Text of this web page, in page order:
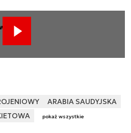
ARABIA SAUDYJSKA
pokaż wszystkie